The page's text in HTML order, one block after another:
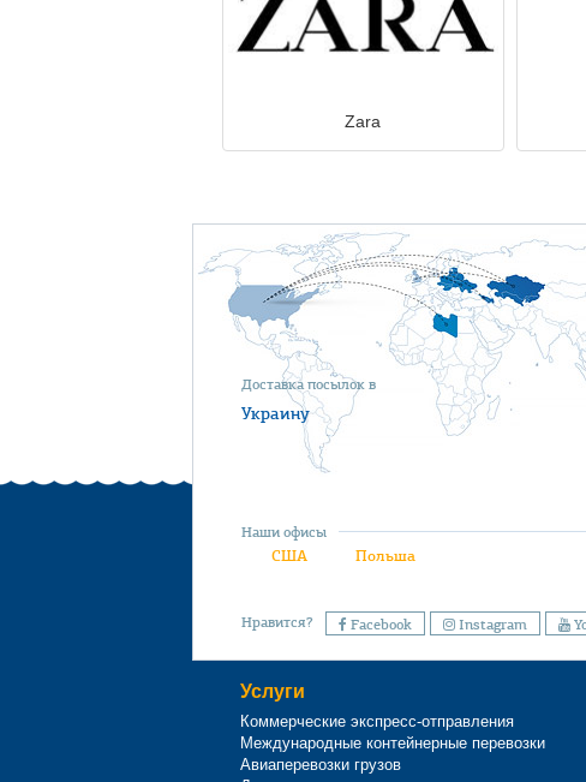
Zara
Доставка посылок в
Украину
Наши офисы
США Польша
Нравится? Facebook Instagram
Услуги
Коммерческие экспресс-отправления
Международные контейнерные перевозки
Авиаперевозки грузов